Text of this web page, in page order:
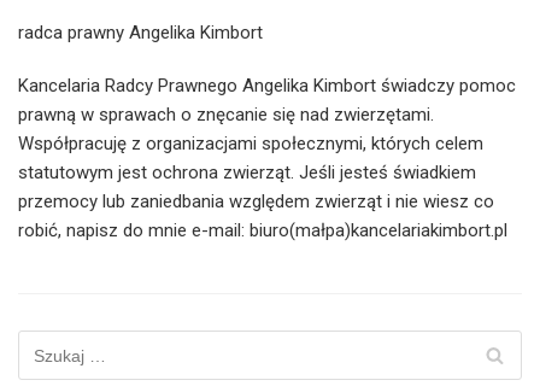
radca prawny Angelika Kimbort
Kancelaria Radcy Prawnego Angelika Kimbort świadczy pomoc
prawną w sprawach o znęcanie się nad zwierzętami.
Współpracuję z organizacjami społecznymi, których celem
statutowym jest ochrona zwierząt. Jeśli jesteś świadkiem
przemocy lub zaniedbania względem zwierząt i nie wiesz co
robić, napisz do mnie e-mail: biuro(małpa)kancelariakimbort.pl